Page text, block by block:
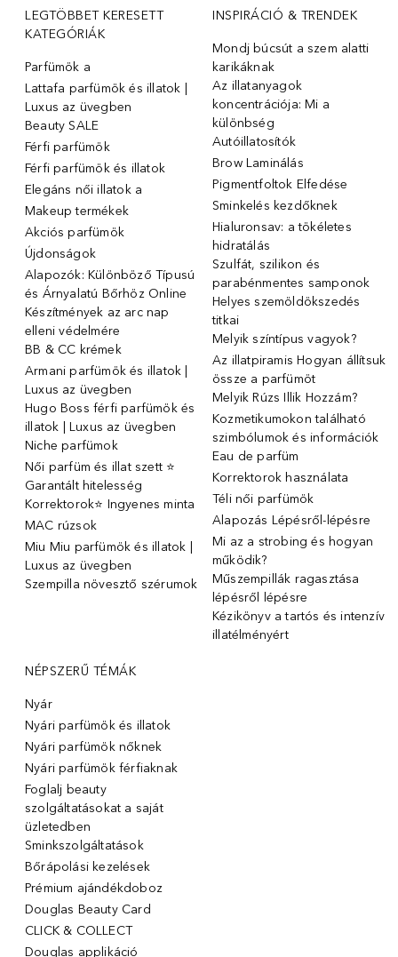
LEGTÖBBET KERESETT
KATEGÓRIÁK
Parfümök ️a
Lattafa parfümök és illatok |
Luxus az üvegben
Beauty SALE
Férfi parfümök
Férfi parfümök és illatok
Elegáns női illatok ️a
Makeup termékek
Akciós parfümök
Újdonságok
Alapozók: Különböző Típusú
és Árnyalatú Bőrhöz Online
Készítmények az arc nap
elleni védelmére
BB & CC krémek
Armani parfümök és illatok |
Luxus az üvegben
Hugo Boss férfi parfümök és
illatok | Luxus az üvegben
Niche parfümok
Női parfüm és illat szett ⭐
Garantált hitelesség
Korrektorok⭐ Ingyenes minta
MAC rúzsok
Miu Miu parfümök és illatok |
Luxus az üvegben
Szempilla növesztő szérumok
INSPIRÁCIÓ & TRENDEK
Mondj búcsút a szem alatti
karikáknak
Az illatanyagok
koncentrációja: Mi a
különbség
Autóillatosítók
Brow Laminálás
Pigmentfoltok Elfedése
Sminkelés kezdőknek
Hialuronsav: a tökéletes
hidratálás
Szulfát, szilikon és
parabénmentes samponok
Helyes szemöldökszedés
titkai
Melyik színtípus vagyok?
Az illatpiramis Hogyan állítsuk
össze a parfümöt
Melyik Rúzs Illik Hozzám?
Kozmetikumokon található
szimbólumok és információk
Eau de parfüm
Korrektorok használata
Téli női parfümök
Alapozás Lépésről-lépésre
Mi az a strobing és hogyan
működik?
Műszempillák ragasztása
lépésről lépésre
Kézikönyv a tartós és intenzív
illatélményért
NÉPSZERŰ TÉMÁK
Nyár
Nyári parfümök és illatok
Nyári parfümök nőknek
Nyári parfümök férfiaknak
Foglalj beauty
szolgáltatásokat a saját
üzletedben
Sminkszolgáltatások
Bőrápolási kezelések
Prémium ajándékdoboz
Douglas Beauty Card
CLICK & COLLECT
Douglas applikáció